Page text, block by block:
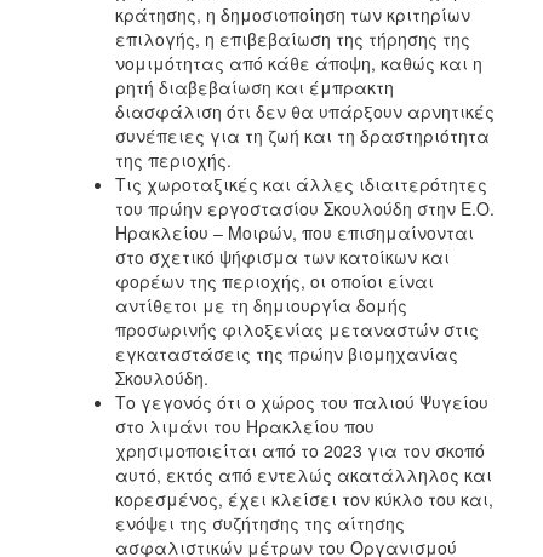
κράτησης, η δημοσιοποίηση των κριτηρίων
επιλογής, η επιβεβαίωση της τήρησης της
νομιμότητας από κάθε άποψη, καθώς και η
ρητή διαβεβαίωση και έμπρακτη
διασφάλιση ότι δεν θα υπάρξουν αρνητικές
συνέπειες για τη ζωή και τη δραστηριότητα
της περιοχής.
Τις χωροταξικές και άλλες ιδιαιτερότητες
του πρώην εργοστασίου Σκουλούδη στην Ε.Ο.
Ηρακλείου – Μοιρών, που επισημαίνονται
στο σχετικό ψήφισμα των κατοίκων και
φορέων της περιοχής, οι οποίοι είναι
αντίθετοι με τη δημιουργία δομής
προσωρινής φιλοξενίας μεταναστών στις
εγκαταστάσεις της πρώην βιομηχανίας
Σκουλούδη.
Το γεγονός ότι ο χώρος του παλιού Ψυγείου
στο λιμάνι του Ηρακλείου που
χρησιμοποιείται από το 2023 για τον σκοπό
αυτό, εκτός από εντελώς ακατάλληλος και
κορεσμένος, έχει κλείσει τον κύκλο του και,
ενόψει της συζήτησης της αίτησης
ασφαλιστικών μέτρων του Οργανισμού